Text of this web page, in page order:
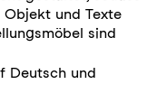
Objekt und Texte
sind
Deutsch und